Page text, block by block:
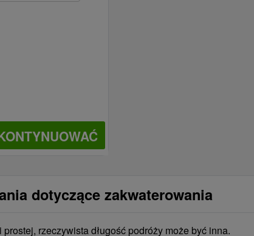
dotyczące zakwaterowania
rzeczywista długość podróży może być inna.